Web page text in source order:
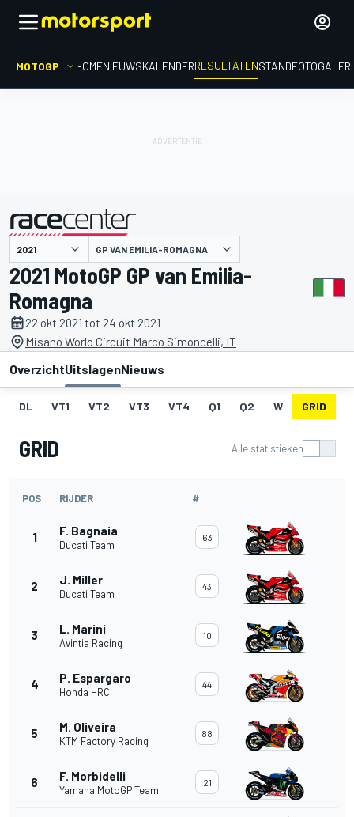
MOTOGP HOMENIEUWSKALENDERRESULTATENSTAND
gepresenteerd door GP VAN EMILIA-ROMAGNA
2021 MotoGP GP van Emilia-
Romagna
22 okt 2021 tot 24 okt 2021
Misano World Circuit Marco Simoncelli, IT
OverzichtUitslagenNieuws
DL VT1 VT2 VT3 VT4 Q1 Q2 W GRID
GRID Alle statistieken
POS RIJDER #
1 F. Bagnaia
Ducati Team
63
2 J. Miller
Ducati Team
43
3 L. Marini
Avintia Racing
10
4 P. Espargaro
Honda HRC
44
5 M. Oliveira
KTM Factory Racing
88
6 F. Morbidelli
Yamaha MotoGP Team
21